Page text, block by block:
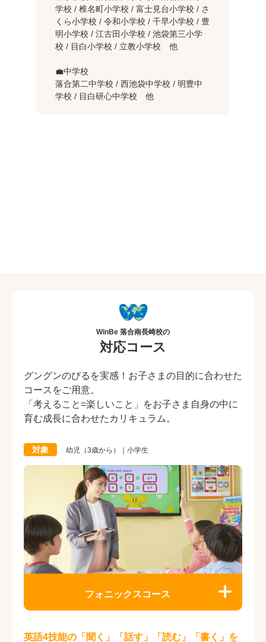
学校 / 椎名町小学校 / 富士見台小学校 / さ
くら小学校 / 令和小学校 / 千早小学校 / 豊
明小学校 / 江古田小学校 / 池袋第三小学
校 / 目白小学校 / 立教小学校 他
💼中学校
落合第二中学校 / 西池袋中学校 / 明豊中
学校 / 目白研心中学校 他
WinBe 落合南長崎校の
対応コース
グングンのびるを実感！お子さまの目的に合わせた
コースをご用意。
「考えること=楽しいこと」をお子さま自身の中に
育む成長に合わせたカリキュラム。
対象 幼児（3歳から）｜小学生
フォニックスコース
英語4技能の「聞く」「話す」「読む」「書く」を